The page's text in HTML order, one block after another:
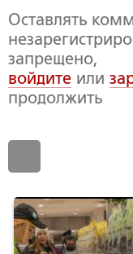
Оставлять
запрещено,
войдите или
продолжить